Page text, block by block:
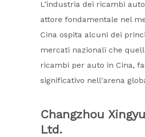
L’industria dei ricambi
attore fondamentale nel
Cina ospita alcuni dei
mercati nazionali che
ricambi per auto in Cina,
significativo nell'arena
Changzhou
Ltd.